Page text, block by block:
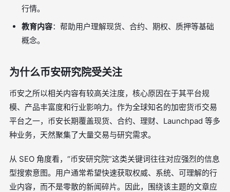
行情。
教育内容：帮助用户理解现货、合约、期权、质押等基础
概念。
为什么币安研究院受关注
币安之所以相关内容有较高关注度，核心原因在于其平台规
模、产品丰富度和行业影响力。作为全球知名的加密货币交易
平台之一，币安长期覆盖现货、合约、理财、Launchpad 等多
种业务，天然聚集了大量交易与研究需求。
从 SEO 角度看，“币安研究院”这类关键词往往对应强烈的信息
型搜索意图。用户通常希望快速获取权威、系统、可理解的行
业内容，而不是零散的新闻碎片。因此，围绕该主题的文章应